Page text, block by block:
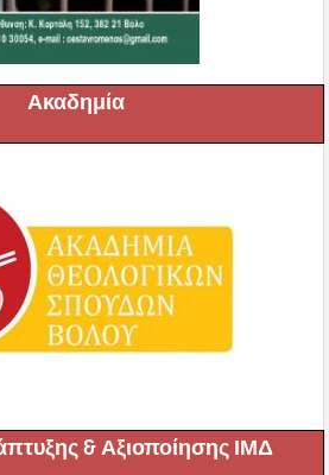
Ακαδημία
& Αξιοποίησης ΙΜΔ